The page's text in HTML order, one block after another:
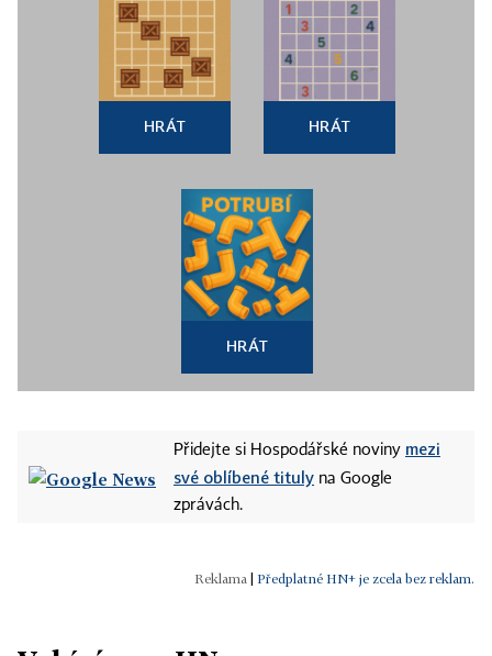
HRÁT HRÁT
HRÁT
Přidejte si Hospodářské noviny mezi
své oblíbené tituly na Google
zprávách.
Předplatné HN+ je zcela bez reklam.